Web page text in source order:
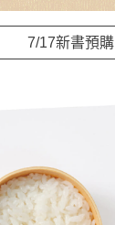
7/17新書預購